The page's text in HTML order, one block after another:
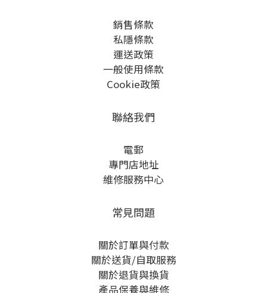
銷售條款
私隱條款
運送政策
一般使用條款
Cookie政策
聯絡我們
電郵
專門店地址
維修服務中心
常見問題
關於訂單與付款
關於送貨/自取服務
關於退貨與換貨
產品保養與維修